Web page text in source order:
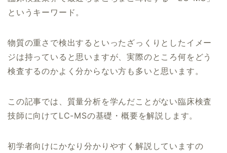
というキーワード。
物質の重さで検出するといったざっくりとしたイメー
ジは持っていると思いますが、実際のところ何をどう
検査するのかよく分からない方も多いと思います。
この記事では、質量分析を学んだことがない臨床検査
技師に向けてLC-MSの基礎・概要を解説します。
初学者向けにかなり分かりやすく解説していますの